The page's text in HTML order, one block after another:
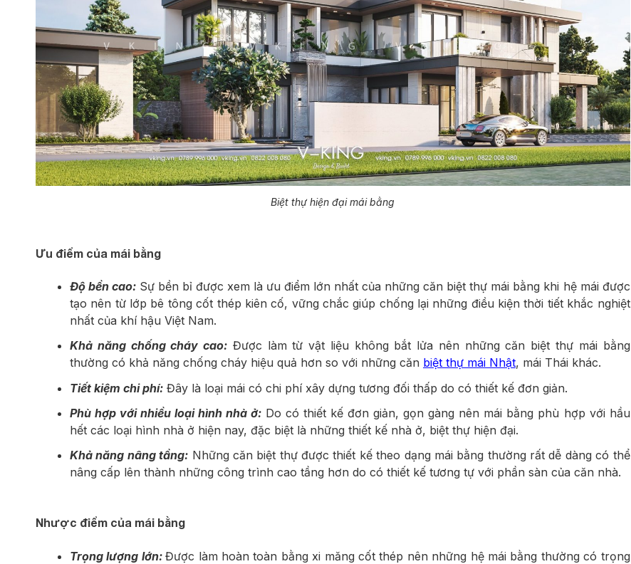
Biệt thự hiện đại mái bằng
Ưu điểm của mái bằng
Độ bền cao: Sự bền bỉ được xem là ưu điểm lớn nhất của những căn biệt thự mái bằng khi hệ mái được
tạo nên từ lớp bê tông cốt thép kiên cố, vững chắc giúp chống lại những điều kiện thời tiết khắc nghiệt
nhất của khí hậu Việt Nam.
Khả năng chống cháy cao: Được làm từ vật liệu không bắt lửa nên những căn biệt thự mái bằng
thường có khả năng chống cháy hiệu quả hơn so với những căn biệt thự mái Nhật, mái Thái khác.
Tiết kiệm chi phí: Đây là loại mái có chi phí xây dựng tương đối thấp do có thiết kế đơn giản.
Phù hợp với nhiều loại hình nhà ở: Do có thiết kế đơn giản, gọn gàng nên mái bằng phù hợp với hầu
hết các loại hình nhà ở hiện nay, đặc biệt là những thiết kế nhà ở, biệt thự hiện đại.
Khả năng nâng tầng: Những căn biệt thự được thiết kế theo dạng mái bằng thường rất dễ dàng có thể
nâng cấp lên thành những công trình cao tầng hơn do có thiết kế tương tự với phần sàn của căn nhà.
Nhược điểm của mái bằng
Trọng lượng lớn:Được làm hoàn toàn bằng xi măng cốt thép nên những hệ mái bằng thường có trọng